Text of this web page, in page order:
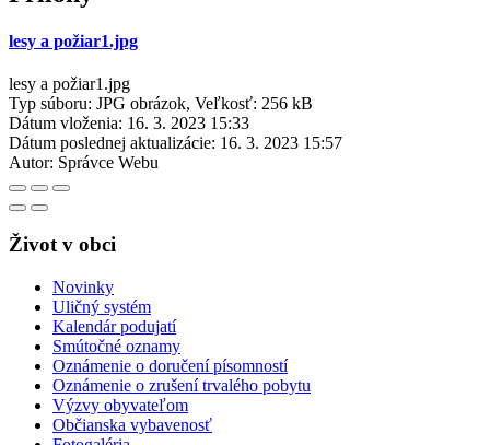
lesy a požiar1.jpg
lesy a požiar1.jpg
Typ súboru: JPG obrázok, Veľkosť: 256 kB
Dátum vloženia: 16. 3. 2023 15:33
Dátum poslednej aktualizácie: 16. 3. 2023 15:57
Autor: Správce Webu
Život v obci
Novinky
Uličný systém
Kalendár podujatí
Smútočné oznamy
Oznámenie o doručení písomností
Oznámenie o zrušení trvalého pobytu
Výzvy obyvateľom
Občianska vybavenosť